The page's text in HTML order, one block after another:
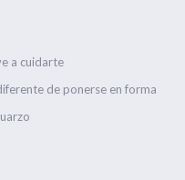
a cuidarte
de ponerse en forma